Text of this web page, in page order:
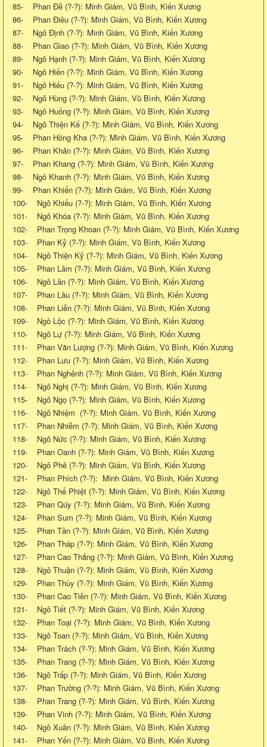
85- Phan Đễ (?-?): Minh Giám, Vũ Bình, Kiến Xương
86- Phan Điều (?-?): Minh Giám, Vũ Bình, Kiến Xương
87- Ngô Định (?-?): Minh Giám, Vũ Bình, Kiến Xương
88- Phan Giao (?-?): Minh Giám, Vũ Bình, Kiến Xương
89- Ngô Hạnh (?-?): Minh Giám, Vũ Bình, Kiến Xương
90- Ngô Hiến (?-?): Minh Giám, Vũ Bình, Kiến Xương
91- Ngô Hiếu (?-?): Minh Giám, Vũ Bình, Kiến Xương
92- Ngô Hùng (?-?): Minh Giám, Vũ Bình, Kiến Xương
93- Ngô Huống (?-?): Minh Giám, Vũ Bình, Kiến Xương
94- Ngô Thiện Kế (?-?): Minh Giám, Vũ Bình, Kiến Xương
95- Phan Hồng Kha (?-?): Minh Giám, Vũ Bình, Kiến Xương
96- Phan Khản (?-?): Minh Giám, Vũ Bình, Kiến Xương
97- Phan Khang (?-?): Minh Giám, Vũ Bình, Kiến Xương
98- Ngô Khanh (?-?): Minh Giám, Vũ Bình, Kiến Xương
99- Phan Khiển (?-?): Minh Giám, Vũ Bình, Kiến Xương
100- Ngô Khiếu (?-?): Minh Giám, Vũ Bình, Kiến Xương
101- Ngô Khóa (?-?): Minh Giám, Vũ Bình, Kiến Xương
102- Phan Trọng Khoan (?-?): Minh Giám, Vũ Bình, Kiến Xương
103- Phan Kỷ (?-?): Minh Giám, Vũ Bình, Kiến Xương
104- Ngô Thiện Kỷ (?-?): Minh Giám, Vũ Bình, Kiến Xương
105- Phan Lâm (?-?): Minh Giám, Vũ Bình, Kiến Xương
106- Ngô Lân (?-?): Minh Giám, Vũ Bình, Kiến Xương
107- Phan Lâu (?-?): Minh Giám, Vũ Bình, Kiến Xương
108- Phan Liễn (?-?): Minh Giám, Vũ Bình, Kiến Xương
109- Ngô Lộc (?-?): Minh Giám, Vũ Bình, Kiến Xương
110- Ngô Lự (?-?): Minh Giám, Vũ Bình, Kiến Xương
111- Phan Văn Lượng (?-?): Minh Giám, Vũ Bình, Kiến Xương
112- Phan Lưu (?-?): Minh Giám, Vũ Bình, Kiến Xương
113- Phan Nghênh (?-?): Minh Giám, Vũ Bình, Kiến Xương
114- Ngô Nghị (?-?): Minh Giám, Vũ Bình, Kiến Xương
115- Ngô Ngọ (?-?): Minh Giám, Vũ Bình, Kiến Xương
116- Ngô Nhiệm (?-?): Minh Giám, Vũ Bình, Kiến Xương
117- Phan Nhiễm (?-?): Minh Giám, Vũ Bình, Kiến Xương
118- Ngô Nức (?-?): Minh Giám, Vũ Bình, Kiến Xương
119- Phan Oanh (?-?): Minh Giám, Vũ Bình, Kiến Xương
120- Ngô Phê (?-?): Minh Giám, Vũ Bình, Kiến Xương
121- Phan Phích (?-?): Minh Giám, Vũ Bình, Kiến Xương
122- Ngô Thế Phiệt (?-?): Minh Giám, Vũ Bình, Kiến Xương
123- Phan Qúy (?-?): Minh Giám, Vũ Bình, Kiến Xương
124- Phan Sum (?-?): Minh Giám, Vũ Bình, Kiến Xương
125- Phan Tần (?-?): Minh Giám, Vũ Bình, Kiến Xương
126- Phan Tháp (?-?): Minh Giám, Vũ Bình, Kiến Xương
127- Phan Cao Thắng (?-?): Minh Giám, Vũ Bình, Kiến Xương
128- Ngô Thuận (?-?): Minh Giám, Vũ Bình, Kiến Xương
129- Phan Thùy (?-?): Minh Giám, Vũ Bình, Kiến Xương
130- Phan Cao Tiễn (?-?): Minh Giám, Vũ Bình, Kiến Xương
131- Ngô Tiết (?-?): Minh Giám, Vũ Bình, Kiến Xương
132- Phan Toại (?-?): Minh Giám, Vũ Bình, Kiến Xương
133- Ngô Toan (?-?): Minh Giám, Vũ Bình, Kiến Xương
134- Phan Trách (?-?): Minh Giám, Vũ Bình, Kiến Xương
135- Phan Trang (?-?): Minh Giám, Vũ Bình, Kiến Xương
136- Ngô Trấp (?-?): Minh Giám, Vũ Bình, Kiến Xương
137- Phan Trường (?-?): Minh Giám, Vũ Bình, Kiến Xương
138- Phan Trang (?-?): Minh Giám, Vũ Bình, Kiến Xương
139- Phan Vinh (?-?): Minh Giám, Vũ Bình, Kiến Xương
140- Ngô Xuân (?-?): Minh Giám, Vũ Bình, Kiến Xương
141- Phan Yến (?-?): Minh Giám, Vũ Bình, Kiến Xương